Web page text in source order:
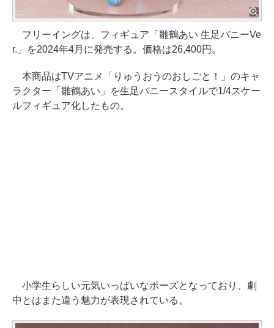
フリーイングは、フィギュア「雛鶴あい 生足バニーVe
r.」を2024年4月に発売する。価格は26,400円。
本商品はTVアニメ「りゅうおうのおしごと！」のキャ
ラクター「雛鶴あい」を生足バニースタイルで1/4スケー
ルフィギュア化したもの。
小学生らしい元気いっぱいなポーズとなっており、劇
中とはまた違う魅力が表現されている。